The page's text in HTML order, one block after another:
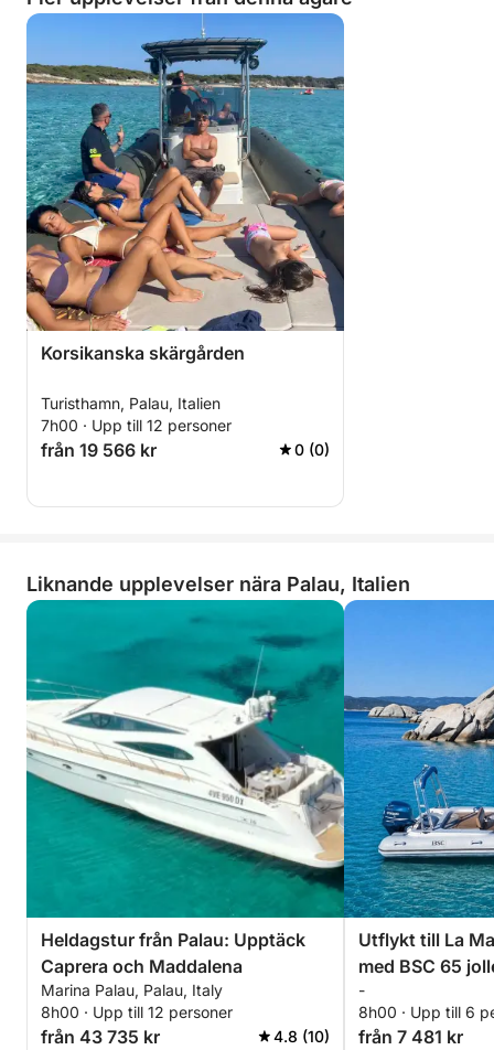
Korsikanska skärgården
Turisthamn, Palau, Italien
7h00 · Upp till 12 personer
från 19 566 kr 0 (0)
Liknande upplevelser nära Palau, Italien
Heldagstur från Palau: Upptäck
Caprera och Maddalena
Marina Palau, Palau, Italy
8h00 · Upp till 12 personer
från 43 735 kr 4.8 (10)
Utflykt till La
med BSC 65
(heldag 8
-
8h00 · Upp till 6
från 7 481 kr